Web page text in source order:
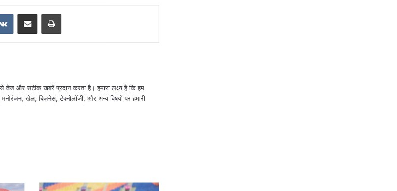
VKontakteShare via Email Print
और सटीक खबरें प्रदान करता है। हमारा लक्ष्य है कि हम
खेल, बिज़नेस, टेक्नोलॉजी, और अन्य विषयों पर हमारी